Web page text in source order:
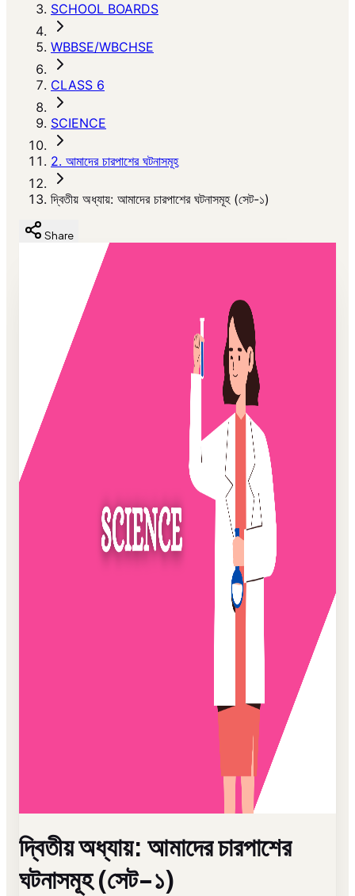
SCHOOL BOARDS
WBBSE/WBCHSE
CLASS 6
SCIENCE
2. আমাদের চারপাশের ঘটনাসমূহ
দ্বিতীয় অধ্যায়: আমাদের চারপাশের ঘটনাসমূহ (সেট-১)
Share
দ্বিতীয় অধ্যায়: আমাদের চারপাশের
ঘটনাসমূহ (সেট-১)